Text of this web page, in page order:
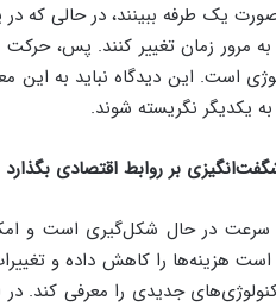
یک طرفه ببینند، در حالی که
به مرور زمان تغییر کنند. پس،
است. این دیدگاه نباید به این
یکدیگر نگریسته شوند.
بر روابط اقتصادی
سرعت در حال شکل‌گیری است و
است هزینه‌ها را کاهش داده و
جدیدی را معرفی